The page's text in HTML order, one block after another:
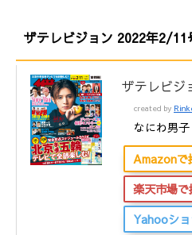
ザテレビジョン 2022年2/
ザテレビジ
created by
なにわ男
Amazonで
楽天市場で
Yahooシ